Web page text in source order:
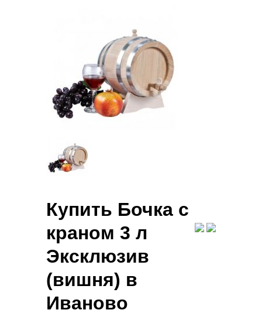
Купить Бочка с
краном 3 л
Эксклюзив
(вишня) в
Иваново